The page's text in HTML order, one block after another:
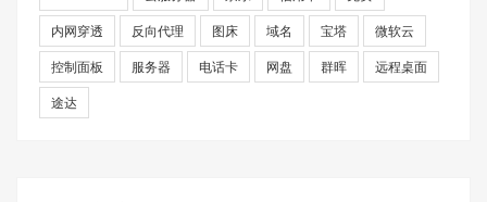
内网穿透
反向代理 图床 域名 宝塔
微软云
控制面板
服务器 电话卡 网盘 群晖
远程桌面
途达